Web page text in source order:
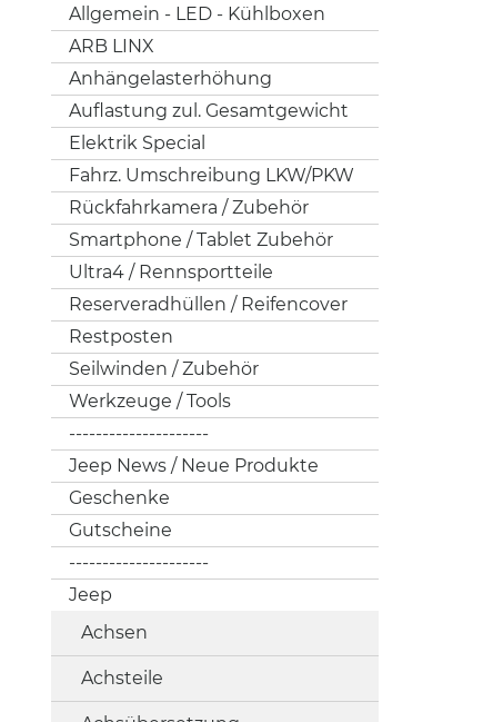
Allgemein - LED - Kühlboxen
ARB LINX
Anhängelasterhöhung
Auflastung zul. Gesamtgewicht
Elektrik Special
Fahrz. Umschreibung LKW/PKW
Rückfahrkamera / Zubehör
Smartphone / Tablet Zubehör
Ultra4 / Rennsportteile
Reserveradhüllen / Reifencover
Restposten
Seilwinden / Zubehör
Werkzeuge / Tools
---------------------
Jeep News / Neue Produkte
Geschenke
Gutscheine
---------------------
Jeep
Achsen
Achsteile